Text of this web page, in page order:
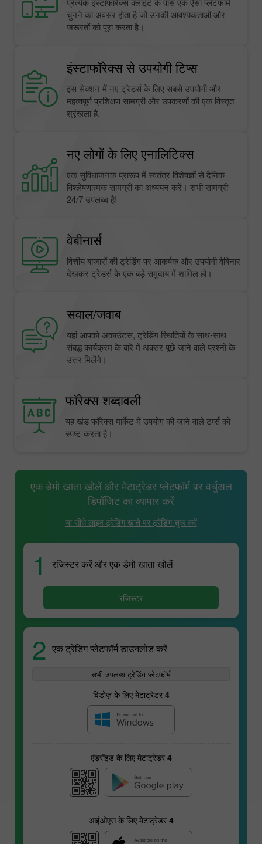
चुनने का अवसर होता है जो उनकी आवश्यकताओं और
जरूरतों को पूरा करता है।
इंस्टाफॉरेक्स से उपयोगी टिप्स
इस सेक्शन में नए ट्रेडर्स के लिए सबसे उपयोगी और
महत्वपूर्ण प्रशिक्षण सामग्री और उपकरणों की एक विस्तृत
श्रृंखला है.
नए लोगों के लिए एनालिटिक्स
एक सुविधाजनक प्रारूप में स्वतंत्र विशेषज्ञों से दैनिक
विश्लेषणात्मक सामग्री का अध्ययन करें। सभी सामग्री
24/7 उपलब्ध है!
वेबीनार्स
वित्तीय बाजारों की ट्रेडिंग पर आकर्षक और उपयोगी वेबिनार
देखकर ट्रेडर्स के एक बड़े समुदाय में शामिल हों।
सवाल/जवाब
यहां आपको अकाउंटस, ट्रेडिंग स्थितियों के साथ-साथ
संबद्ध कार्यक्रम के बारे में अक्सर पूछे जाने वाले प्रश्नों के
उत्तर मिलेंगे।
फॉरेक्स शब्दावली
यह खंड फॉरेक्स मार्केट में उपयोग की जाने वाले टर्म्स को
स्पष्ट करता है।
एक डेमो खाता खोलें और मेटाट्रेडर प्लेटफॉर्म पर वर्चुअल
डिपॉजिट का व्यापार करें
या सीधे लाइव ट्रेडिंग खाते पर ट्रेडिंग शुरू करें
1 रजिस्टर करें और एक डेमो खाता खोलें
रजिस्टर
2 एक ट्रेडिंग प्लेटफॉर्म डाउनलोड करें
सभी उपलब्ध ट्रेडिंग प्लेटफॉर्म
विंडोज़ के लिए मेटाट्रेडर 4
एंड्रॉइड के लिए मेटाट्रेडर 4
आईओएस के लिए मेटाट्रेडर 4